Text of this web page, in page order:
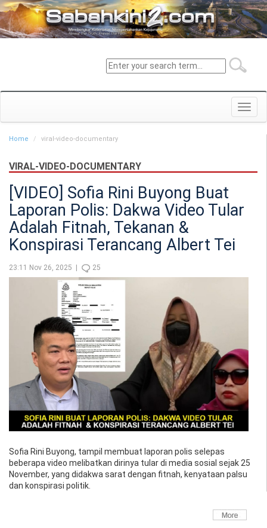
Home viral-video-documentary
VIRAL-VIDEO-DOCUMENTARY
[VIDEO] Sofia Rini Buyong Buat
Laporan Polis: Dakwa Video Tular
Adalah Fitnah, Tekanan &
Konspirasi Terancang Albert Tei
23:11 Nov 26, 2025 | 25
Sofia Rini Buyong, tampil membuat laporan polis selepas
beberapa video melibatkan dirinya tular di media sosial sejak 25
November, yang didakwa sarat dengan fitnah, kenyataan palsu
dan konspirasi politik.